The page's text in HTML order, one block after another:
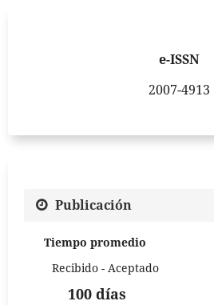
e-ISSN
2007-4913
Publicación
Tiempo promedio
Recibido - Aceptado
100 días